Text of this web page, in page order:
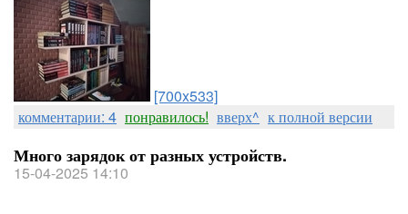
[700x533]
комментарии: 4 понравилось! вверх^ к полной версии
Много зарядок от разных устройств.
15-04-2025 14:10